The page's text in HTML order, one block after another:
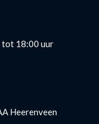
tot 18:00 uur
Heerenveen